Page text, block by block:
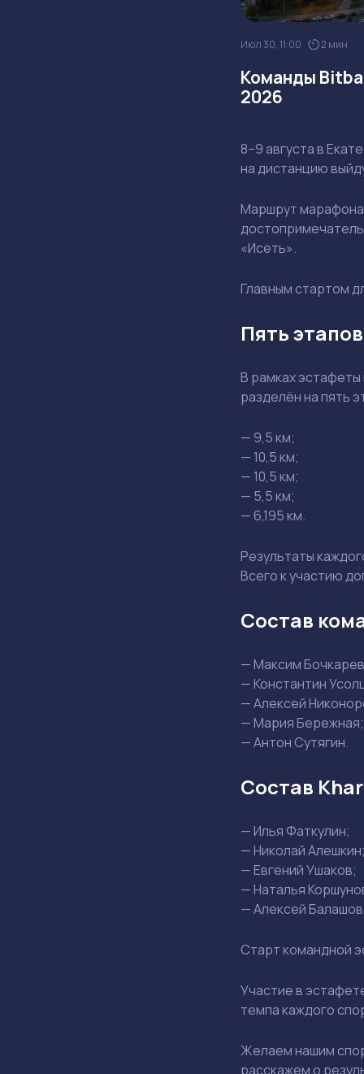
Июл 30, 11:00 2 мин
Команды
2026
8–9 августа в
на дистанцию
Маршрут марафона
«Исеть».
Главным стартом
Пять
В рамках
разделён на пять
— 9,5 км;
— 10,5 км;
— 10,5 км;
— 5,5 км;
— 6,195 км.
Результаты
Всего к участию
Состав
— Максим
— Константин
— Алексей
— Мария Бережная;
— Антон Сутягин.
Состав
— Илья Фаткулин;
— Николай
— Евгений Ушаков;
— Наталья
— Алексей
Старт командной
Участие в
темпа каждого
Желаем нашим
расскажем о